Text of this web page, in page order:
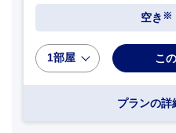
空き ※
1部屋
プランの詳